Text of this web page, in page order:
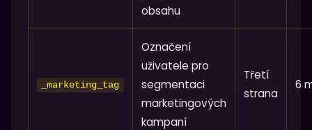
obsahu
_marketing_tag
Označení
uživatele pro
segmentaci
marketingových
kampaní
Třetí
strana
6